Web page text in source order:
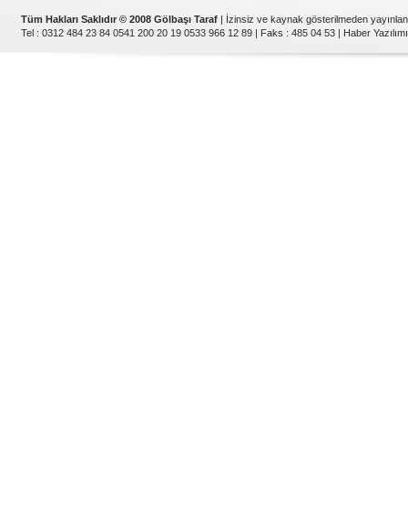
Tüm Hakları Saklıdır © 2008 Gölbaşı Taraf | İzinsiz ve kaynak gösterilmeden
Tel : 0312 484 23 84 0541 200 20 19 0533 966 12 89 | Faks : 485 04 53 | Haber Yazılımı